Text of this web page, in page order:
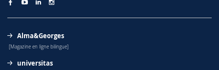
Alma&Georges
[Magazine en ligne bilingue]
universitas